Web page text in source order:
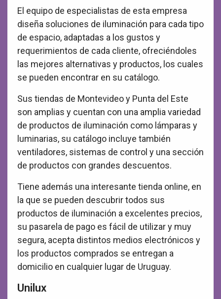
El equipo de especialistas de esta empresa
diseña soluciones de iluminación para cada tipo
de espacio, adaptadas a los gustos y
requerimientos de cada cliente, ofreciéndoles
las mejores alternativas y productos, los cuales
se pueden encontrar en su catálogo.
Sus tiendas de Montevideo y Punta del Este
son amplias y cuentan con una amplia variedad
de productos de iluminación como lámparas y
luminarias, su catálogo incluye también
ventiladores, sistemas de control y una sección
de productos con grandes descuentos.
Tiene además una interesante tienda online, en
la que se pueden descubrir todos sus
productos de iluminación a excelentes precios,
su pasarela de pago es fácil de utilizar y muy
segura, acepta distintos medios electrónicos y
los productos comprados se entregan a
domicilio en cualquier lugar de Uruguay.
Unilux